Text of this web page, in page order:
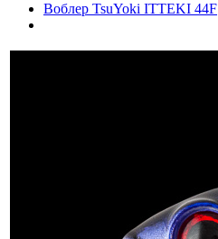
Воблер TsuYoki ITTEKI 44F